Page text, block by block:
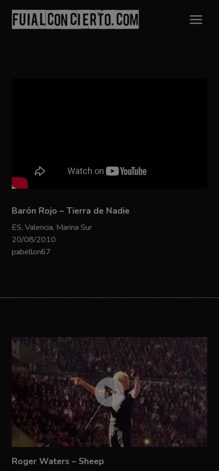
contenido
Barón Rojo – Tierra de Nadie
ES, Valencia, Marina Sur
20/08/2010
pabellon67
Roger Waters – Sheep